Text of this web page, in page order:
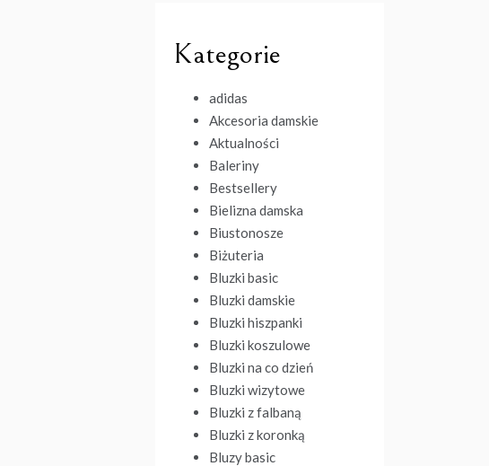
Kategorie
adidas
Akcesoria damskie
Aktualności
Baleriny
Bestsellery
Bielizna damska
Biustonosze
Biżuteria
Bluzki basic
Bluzki damskie
Bluzki hiszpanki
Bluzki koszulowe
Bluzki na co dzień
Bluzki wizytowe
Bluzki z falbaną
Bluzki z koronką
Bluzy basic